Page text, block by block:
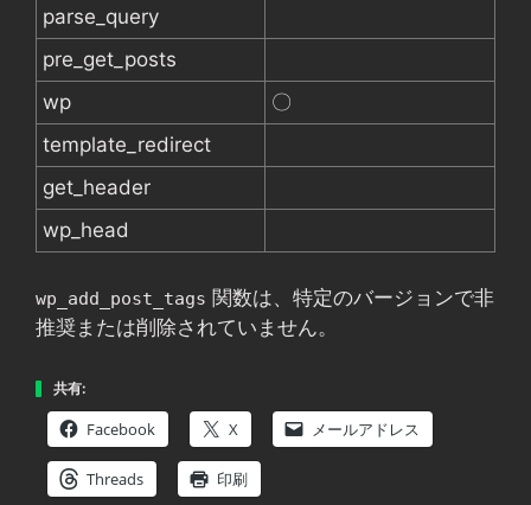
parse_query
pre_get_posts
wp
〇
template_redirect
get_header
wp_head
wp_add_post_tags 関数は、特定のバージョンで非
推奨または削除されていません。
共有:
Facebook X メールアドレス
Threads 印刷